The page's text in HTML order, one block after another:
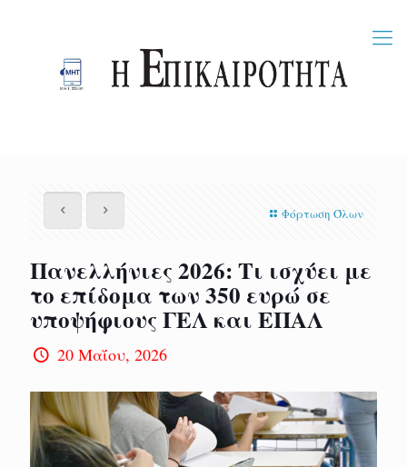
Φόρτωση Όλων
Πανελλήνιες 2026: Τι ισχύει με
το επίδομα των 350 ευρώ σε
υποψήφιους ΓΕΛ και ΕΠΑΛ
20 Μαΐου, 2026